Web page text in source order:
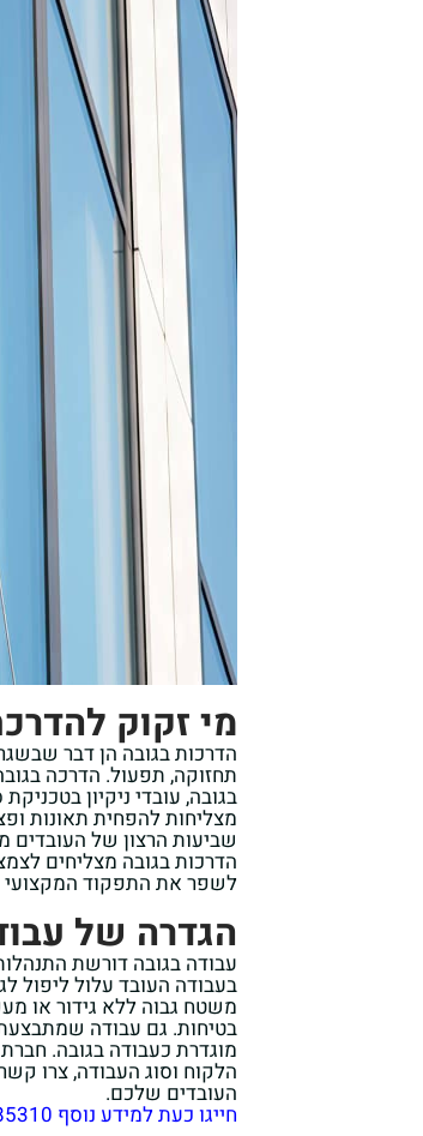
מי זקוק
הדרכות בגובה הן דבר
תחזוקה, תפעול. הדרכה
בגובה, עובדי ניקיון
מצליחות להפחית תאונות
שביעות הרצון של
הדרכות בגובה מצליחים
לשפר את התפקוד המקצועי
הגדרה של
עבודה בגובה דורשת
משטח גבוה ללא גידור או
בטיחות. גם עבודה
הלקוח וסוג העבודה, צרו
העובדים שלכם.
חייגו כעת למידע נוסף 054-8185310